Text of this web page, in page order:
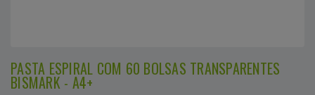
PASTA ESPIRAL COM 60 BOLSAS TRANSPARENTES
BISMARK - A4+